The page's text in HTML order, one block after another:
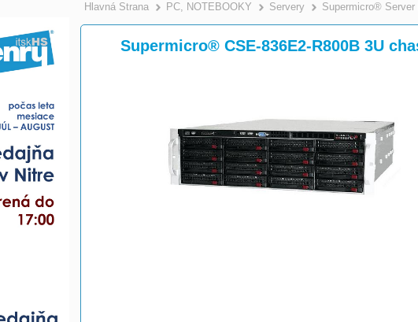
Hlavná Strana >
PC, NOTEBOOKY >
Servery >
Supermicro® Server
Supermicro® CSE-836E2-R800B 3U